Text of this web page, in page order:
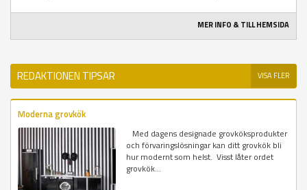
MER INFO & TILL HEMSIDA
REDAKTIONEN TIPSAR VISA FLER
Moderna grovkök
Med dagens designade grovköksprodukter
och förvaringslösningar kan ditt grovkök bli
hur modernt som helst. Visst låter ordet
grovkök...